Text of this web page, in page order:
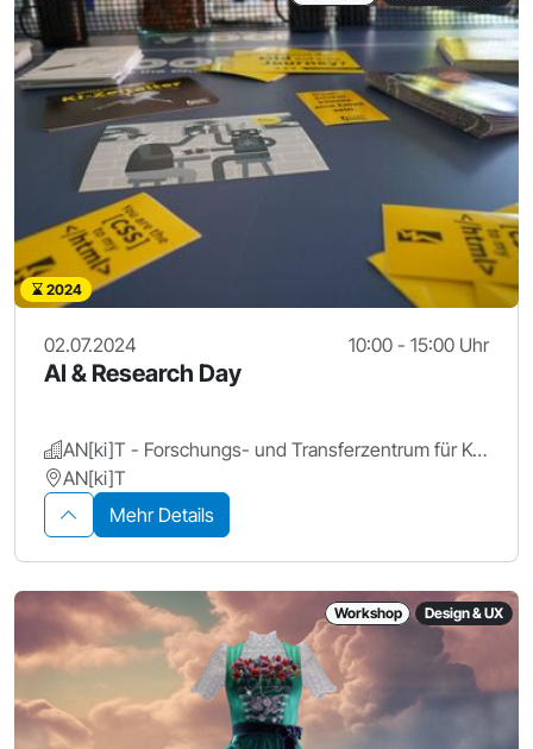
2024
02.07.2024 10:00 - 15:00 Uhr
AI & Research Day
AN[ki]T - Forschungs- und Transferzentrum für Künstliche Intelligenz, Hochschule Ansbach
AN[ki]T
Mehr Details
Workshop Design & UX